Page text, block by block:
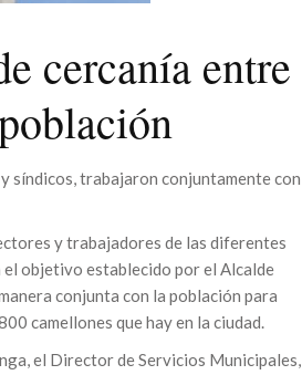
cercanía entre
síndicos, trabajaron conjuntamente con
y trabajadores de las diferentes
objetivo establecido por el Alcalde
conjunta con la población para
camellones que hay en la ciudad.
el Director de Servicios Municipales,